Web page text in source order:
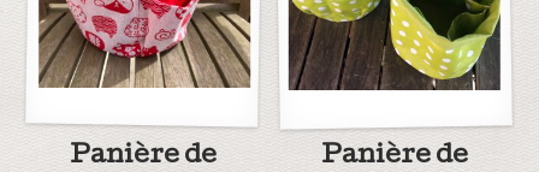
Panière de
Panière de